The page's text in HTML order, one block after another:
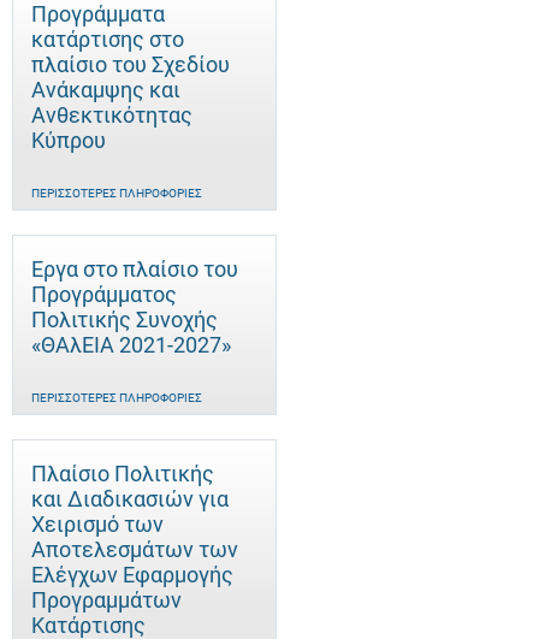
Προγράμματα
κατάρτισης στο
πλαίσιο του Σχεδίου
Ανάκαμψης και
Ανθεκτικότητας
Κύπρου
ΠΕΡΙΣΣΌΤΕΡΕΣ ΠΛΗΡΟΦΟΡΊΕΣ
Έργα στο πλαίσιο του
Προγράμματος
Πολιτικής Συνοχής
«ΘΑλΕΙΑ 2021-2027»
ΠΕΡΙΣΣΌΤΕΡΕΣ ΠΛΗΡΟΦΟΡΊΕΣ
Πλαίσιο Πολιτικής
και Διαδικασιών για
Χειρισμό των
Αποτελεσμάτων των
Ελέγχων Εφαρμογής
Προγραμμάτων
Κατάρτισης